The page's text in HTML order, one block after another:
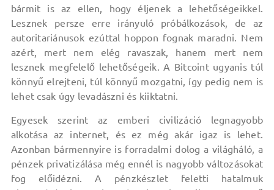
bármit is az ellen, hogy éljenek a lehetőségeikkel.
Lesznek persze erre irányuló próbálkozások, de az
autoritariánusok ezúttal hoppon fognak maradni. Nem
azért, mert nem elég ravaszak, hanem mert nem
lesznek megfelelő lehetőségeik. A Bitcoint ugyanis túl
könnyű elrejteni, túl könnyű mozgatni, így pedig nem is
lehet csak úgy levadászni és kiiktatni.
Egyesek szerint az emberi civilizáció legnagyobb
alkotása az internet, és ez még akár igaz is lehet.
Azonban bármennyire is forradalmi dolog a világháló, a
pénzek privatizálása még ennél is nagyobb változásokat
fog előidézni. A pénzkészlet feletti hatalmuk